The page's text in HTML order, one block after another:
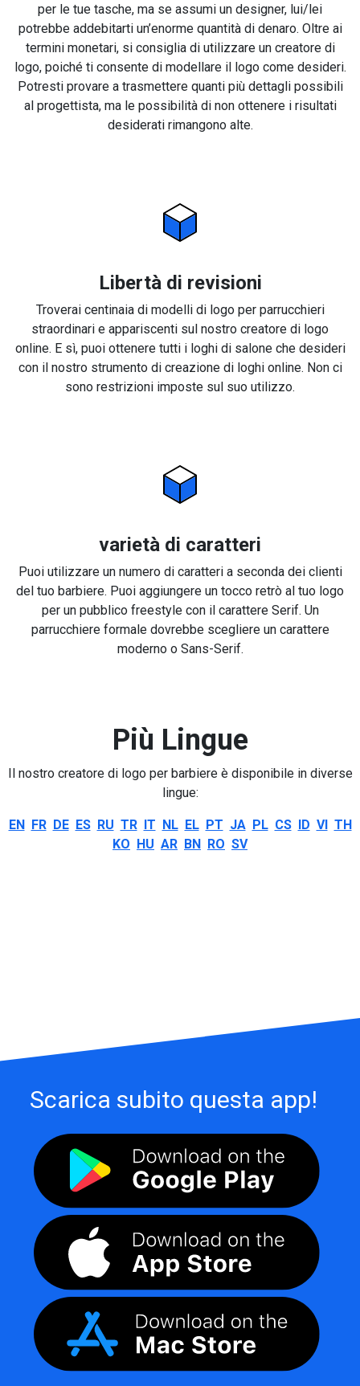
per le tue tasche, ma se assumi un designer, lui/lei
potrebbe addebitarti un’enorme quantità di denaro. Oltre ai
termini monetari, si consiglia di utilizzare un creatore di
logo, poiché ti consente di modellare il logo come desideri.
Potresti provare a trasmettere quanti più dettagli possibili
al progettista, ma le possibilità di non ottenere i risultati
desiderati rimangono alte.
Libertà di revisioni
Troverai centinaia di modelli di logo per parrucchieri
straordinari e appariscenti sul nostro creatore di logo
online. E sì, puoi ottenere tutti i loghi di salone che desideri
con il nostro strumento di creazione di loghi online. Non ci
sono restrizioni imposte sul suo utilizzo.
varietà di caratteri
Puoi utilizzare un numero di caratteri a seconda dei clienti
del tuo barbiere. Puoi aggiungere un tocco retrò al tuo logo
per un pubblico freestyle con il carattere Serif. Un
parrucchiere formale dovrebbe scegliere un carattere
moderno o Sans-Serif.
Più Lingue
Il nostro creatore di logo per barbiere è disponibile in diverse
lingue:
EN FR DE ES RU TR IT NL EL PT JA PL CS ID VI TH
KO HU AR BN RO SV
Scarica subito questa app!